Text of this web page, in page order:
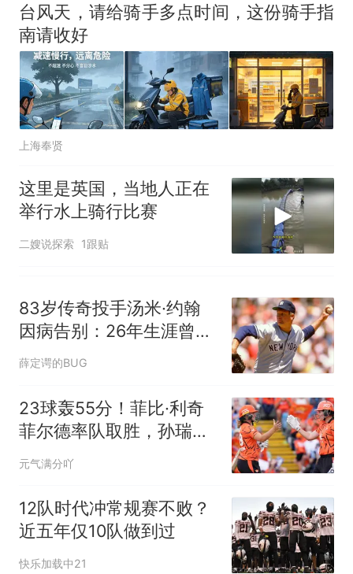
台风天，请给骑手多点时间，这份骑手指
南请收好
上海奉贤
这里是英国，当地人正在
举行水上骑行比赛
二嫂说探索 1跟贴
83岁传奇投手汤米·约翰
因病告别：26年生涯曾靠
手术重塑棒球史
薛定谔的BUG
23球轰55分！菲比·利奇
菲尔德率队取胜，孙瑞瑟
斯利兹保留晋级希望
元气满分吖
12队时代冲常规赛不败？
近五年仅10队做到过
快乐加载中21